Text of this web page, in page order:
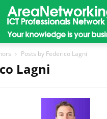
Posts by Federico Lagni
Lagni